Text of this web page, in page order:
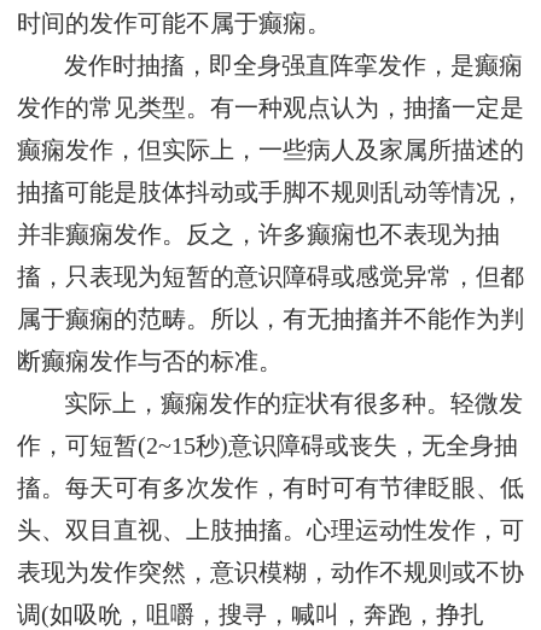
时间的发作可能不属于癫痫。
发作时抽搐，即全身强直阵挛发作，是癫痫
发作的常见类型。有一种观点认为，抽搐一定是
癫痫发作，但实际上，一些病人及家属所描述的
抽搐可能是肢体抖动或手脚不规则乱动等情况，
并非癫痫发作。反之，许多癫痫也不表现为抽
搐，只表现为短暂的意识障碍或感觉异常，但都
属于癫痫的范畴。所以，有无抽搐并不能作为判
断癫痫发作与否的标准。
实际上，癫痫发作的症状有很多种。轻微发
作，可短暂(2~15秒)意识障碍或丧失，无全身抽
搐。每天可有多次发作，有时可有节律眨眼、低
头、双目直视、上肢抽搐。心理运动性发作，可
表现为发作突然，意识模糊，动作不规则或不协
调(如吸吮，咀嚼，搜寻，喊叫，奔跑，挣扎